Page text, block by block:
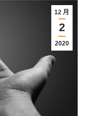
12 月
2
2020